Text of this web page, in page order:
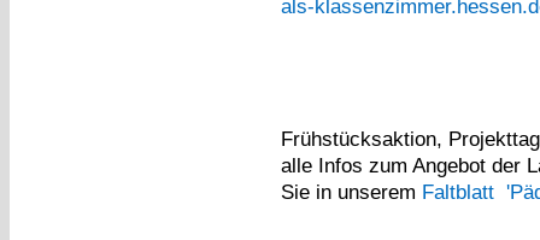
als-
Frühstücksaktion,
alle Infos zum Angebot der
Sie in unserem Faltblatt